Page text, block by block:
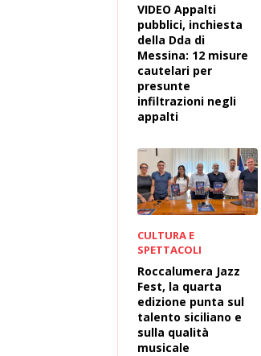
VIDEO Appalti
pubblici, inchiesta
della Dda di
Messina: 12 misure
cautelari per
presunte
infiltrazioni negli
appalti
CULTURA E
SPETTACOLI
Roccalumera Jazz
Fest, la quarta
edizione punta sul
talento siciliano e
sulla qualità
musicale